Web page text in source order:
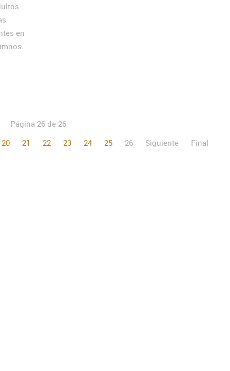
en
Página 26 de 26
20
21 22 23 24 25 26 Siguiente Final